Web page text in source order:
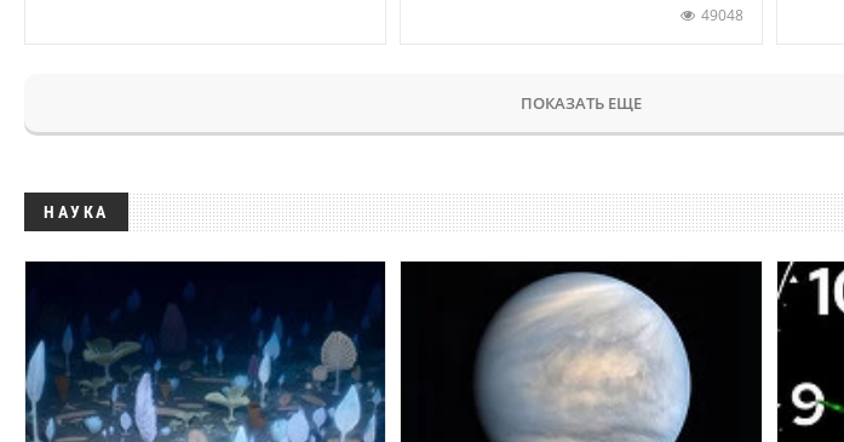
49048
ПОКАЗАТЬ ЕЩЕ
НАУКА